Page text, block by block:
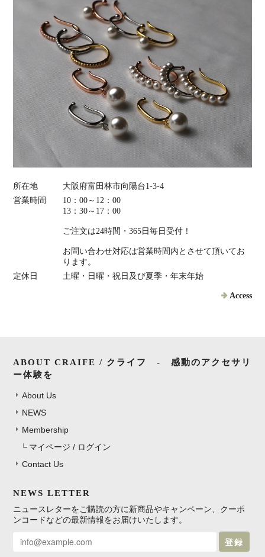
所在地
大阪府富田林市向陽台1-3-4
営業時間
10：00～12：00
13：30～17：00
ご注文は24時間・365日毎日受付！
お問い合わせ対応は営業時間内とさせて頂いてお
ります。
定休日
土曜・日曜・祝日及び夏季・年末年始
Access
ABOUT CRAIFE / クライフ - 感動のアクセサリ
ー体験を
About Us
NEWS
Membership
マイページ / ログイン
Contact Us
NEWS LETTER
ニュースレターをご購読の方に新商品やキャンペーン、クーポ
ンコードなどの最新情報をお届けいたします。
登録